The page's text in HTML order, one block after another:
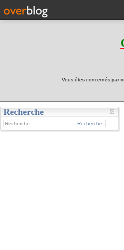
Vous êtes concernés par
Recherche